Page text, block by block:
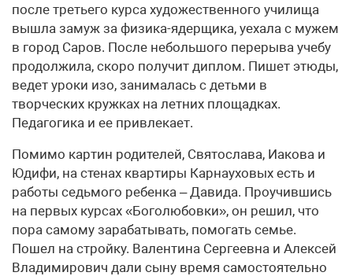
после третьего курса художественного училища
вышла замуж за физика-ядерщика, уехала с мужем
в город Саров. После небольшого перерыва учебу
продолжила, скоро получит диплом. Пишет этюды,
ведет уроки изо, занималась с детьми в
творческих кружках на летних площадках.
Педагогика и ее привлекает.
Помимо картин родителей, Святослава, Иакова и
Юдифи, на стенах квартиры Карнауховых есть и
работы седьмого ребенка – Давида. Проучившись
на первых курсах «Боголюбовки», он решил, что
пора самому зарабатывать, помогать семье.
Пошел на стройку. Валентина Сергеевна и Алексей
Владимирович дали сыну время самостоятельно